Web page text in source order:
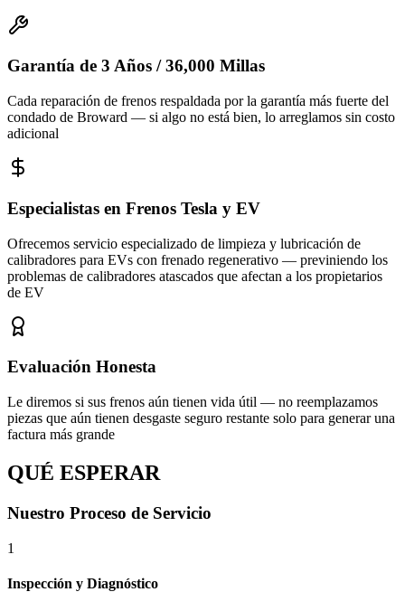
Garantía de 3 Años / 36,000 Millas
Cada reparación de frenos respaldada por la garantía más fuerte del
condado de Broward — si algo no está bien, lo arreglamos sin costo
adicional
Especialistas en Frenos Tesla y EV
Ofrecemos servicio especializado de limpieza y lubricación de
calibradores para EVs con frenado regenerativo — previniendo los
problemas de calibradores atascados que afectan a los propietarios
de EV
Evaluación Honesta
Le diremos si sus frenos aún tienen vida útil — no reemplazamos
piezas que aún tienen desgaste seguro restante solo para generar una
factura más grande
QUÉ ESPERAR
Nuestro Proceso de Servicio
1
Inspección y Diagnóstico